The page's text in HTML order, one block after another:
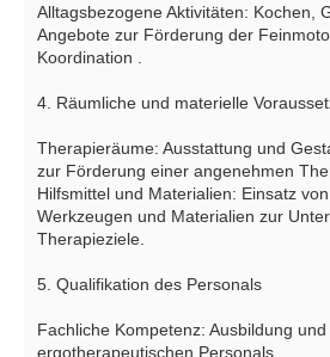
Alltagsbezogene Aktivitäten: Kochen,
Angebote zur Förderung der
Koordination .
4. Räumliche und materielle
Therapieräume: Ausstattung und
zur Förderung einer angenehmen
Hilfsmittel und Materialien: Einsatz
Werkzeugen und Materialien zur
Therapieziele.
5. Qualifikation des Personals
Fachliche Kompetenz: Ausbildung
ergotherapeutischen Personals.